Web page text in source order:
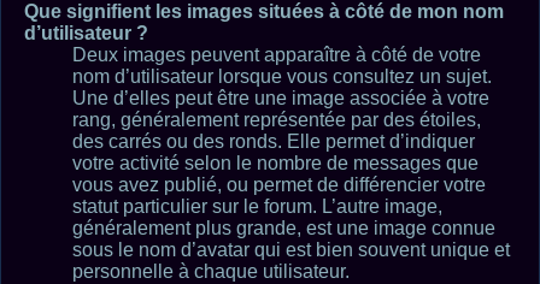
Que signifient les images situées à côté de mon nom
d’utilisateur ?
Deux images peuvent apparaître à côté de votre
nom d’utilisateur lorsque vous consultez un sujet.
Une d’elles peut être une image associée à votre
rang, généralement représentée par des étoiles,
des carrés ou des ronds. Elle permet d’indiquer
votre activité selon le nombre de messages que
vous avez publié, ou permet de différencier votre
statut particulier sur le forum. L’autre image,
généralement plus grande, est une image connue
sous le nom d’avatar qui est bien souvent unique et
personnelle à chaque utilisateur.